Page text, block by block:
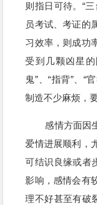
则指日可待。“
员考试、考证的
习效率，则成功
受到几颗凶星
鬼”、“指背”、“
制造不少麻烦，
感情方面因
爱情进展顺利，
可结识良缘或者
影响，感情会有
理不好甚至有破